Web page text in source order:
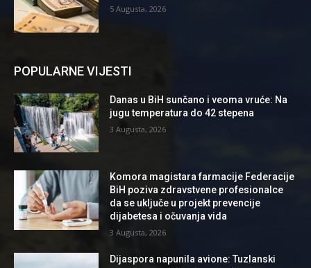
5 Augusta, 2026
POPULARNE VIJESTI
Danas u BiH sunčano i veoma vruće: Na
jugu temperatura do 42 stepena
3 Augusta, 2026
Komora magistara farmacije Federacije
BiH poziva zdravstvene profesionalce
da se uključe u projekt prevencije
dijabetesa i očuvanja vida
3 Augusta, 2026
Dijaspora napunila avione: Tuzlanski